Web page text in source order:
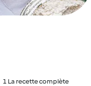
1 La recette complète